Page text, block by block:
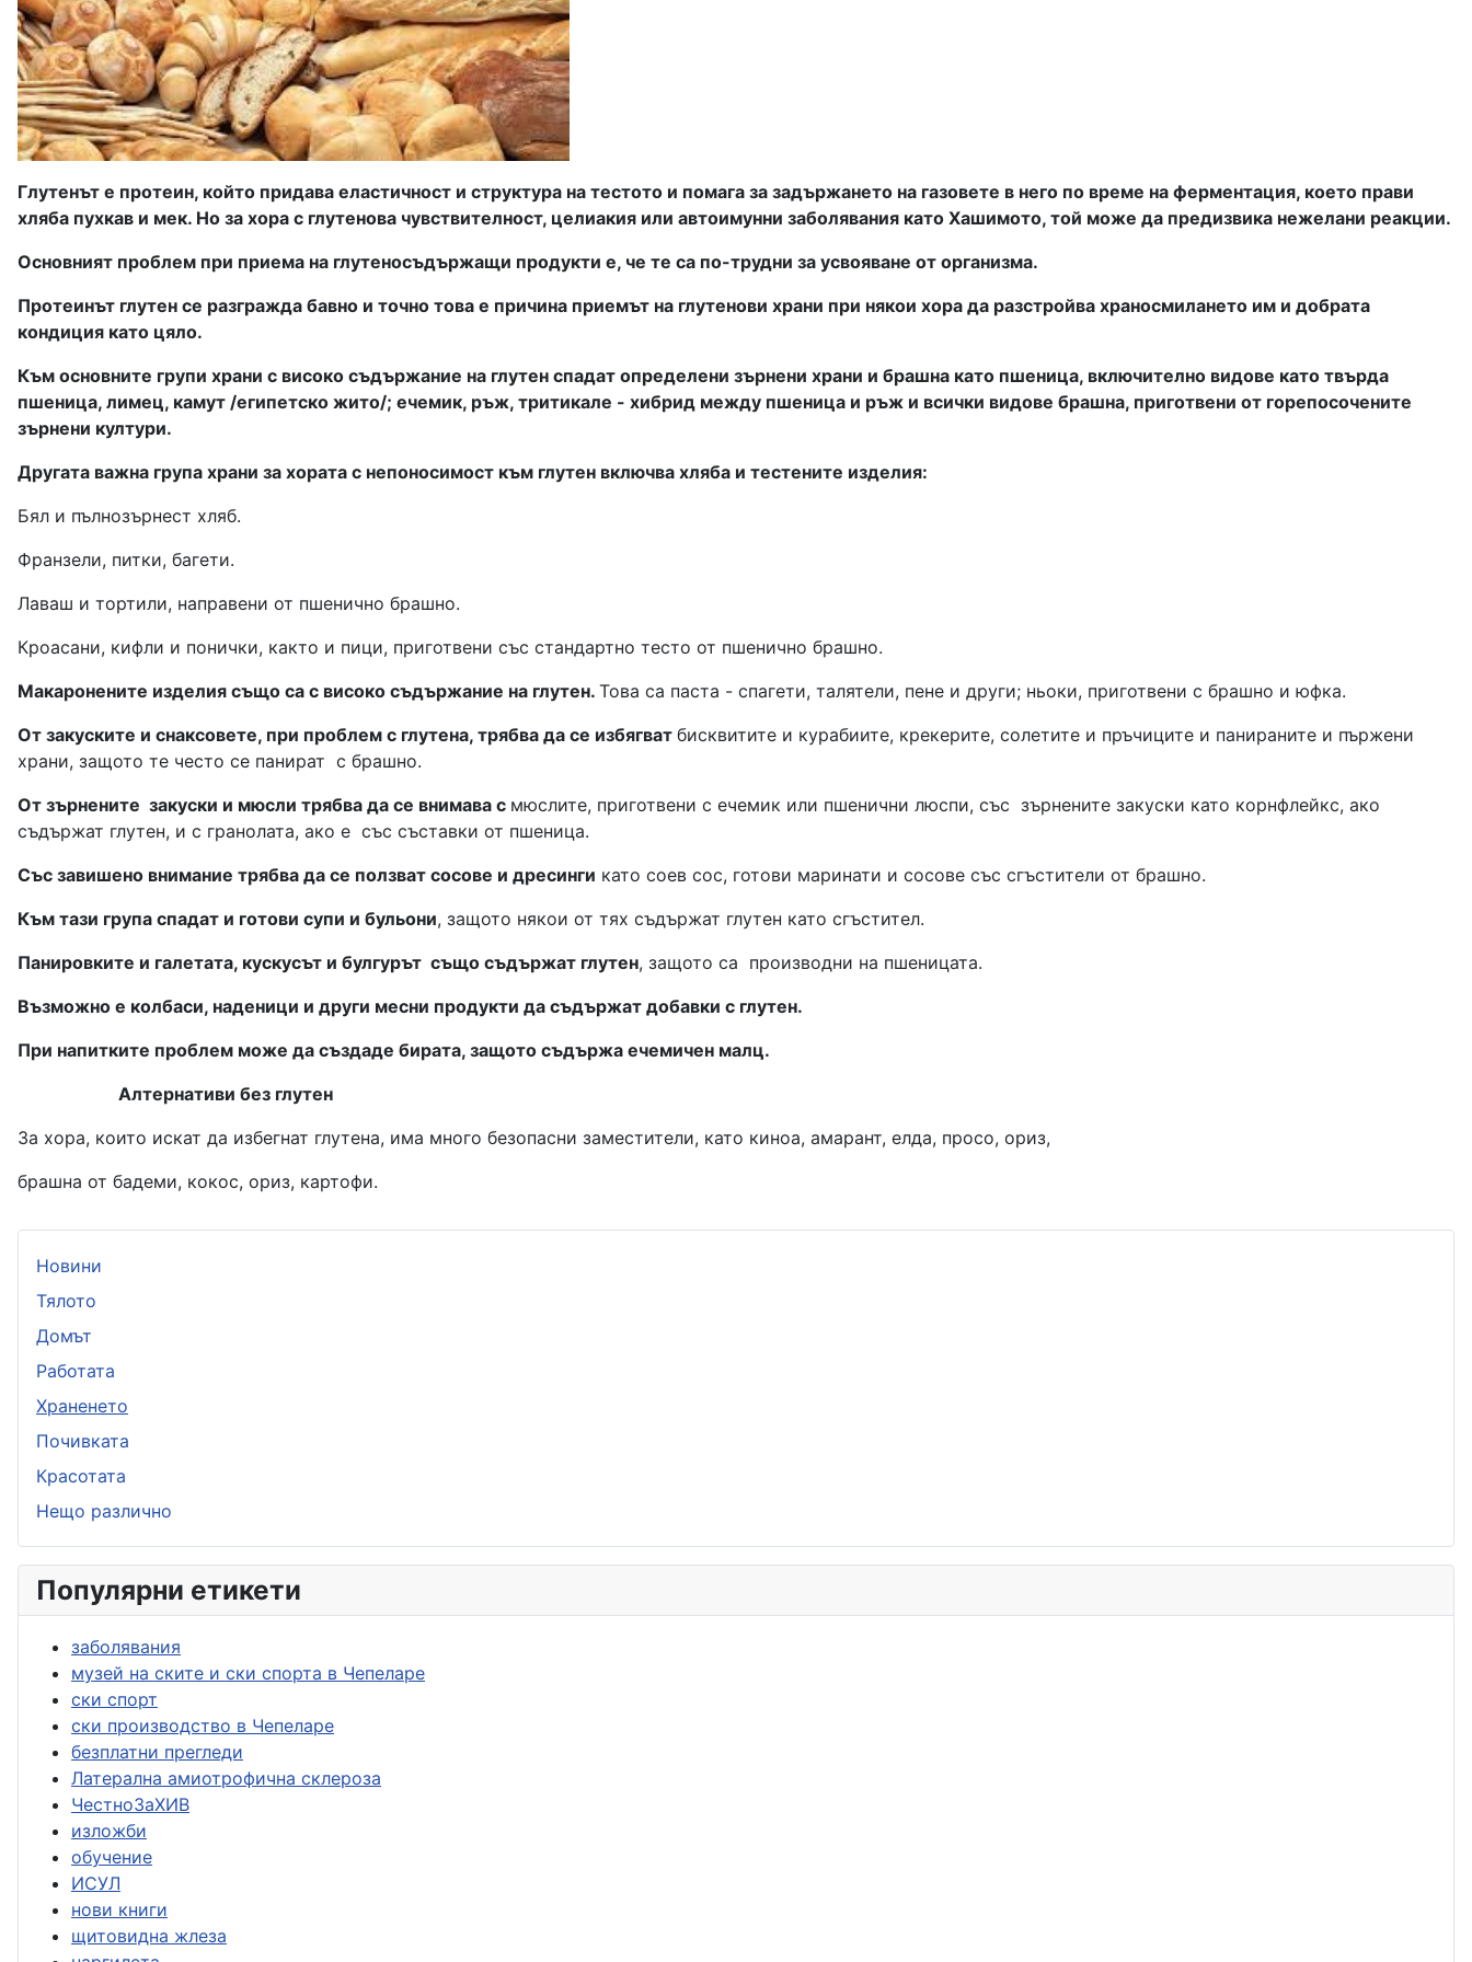
Глутенът е протеин, който придава еластичност и структура на тестото и помага за задържането на газовете в него по време на ферментация, което прави
хляба пухкав и мек. Но за хора с глутенова чувствителност, целиакия или автоимунни заболявания като Хашимото, той може да предизвика нежелани реакции.
Основният проблем при приема на глутеносъдържащи продукти е, че те са по-трудни за усвояване от организма.
Протеинът глутен се разгражда бавно и точно това е причина приемът на глутенови храни при някои хора да разстройва храносмилането им и добрата
кондиция като цяло.
Към основните групи храни с високо съдържание на глутен спадат определени зърнени храни и брашна като пшеница, включително видове като твърда
пшеница, лимец, камут /египетско жито/; ечемик, ръж, тритикале - хибрид между пшеница и ръж и всички видове брашна, приготвени от горепосочените
зърнени култури.
Другата важна група храни за хората с непоносимост към глутен включва хляба и тестените изделия:
Бял и пълнозърнест хляб.
Франзели, питки, багети.
Лаваш и тортили, направени от пшенично брашно.
Кроасани, кифли и понички, както и пици, приготвени със стандартно тесто от пшенично брашно.
Макаронените изделия също са с високо съдържание на глутен. Това са паста - спагети, талятели, пене и други; ньоки, приготвени с брашно и юфка.
От закуските и снаксовете, при проблем с глутена, трябва да се избягват бисквитите и курабиите, крекерите, солетите и пръчиците и панираните и пържени
храни, защото те често се панират с брашно.
От зърнените закуски и мюсли трябва да се внимава с мюслите, приготвени с ечемик или пшенични люспи, със зърнените закуски като корнфлейкс, ако
съдържат глутен, и с гранолата, ако е със съставки от пшеница.
Със завишено внимание трябва да се ползват сосове и дресинги като соев сос, готови маринати и сосове със сгъстители от брашно.
Към тази група спадат и готови супи и бульони, защото някои от тях съдържат глутен като сгъстител.
Панировките и галетата, кускусът и булгурът също съдържат глутен, защото са производни на пшеницата.
Възможно е колбаси, наденици и други месни продукти да съдържат добавки с глутен.
При напитките проблем може да създаде бирата, защото съдържа ечемичен малц.
Алтернативи без глутен
За хора, които искат да избегнат глутена, има много безопасни заместители, като киноа, амарант, елда, просо, ориз,
брашна от бадеми, кокос, ориз, картофи.
Новини
Тялото
Домът
Работата
Храненето
Почивката
Красотата
Нещо различно
Популярни етикети
заболявания
музей на ските и ски спорта в Чепеларе
ски спорт
ски производство в Чепеларе
безплатни прегледи
Латерална амиотрофична склероза
ЧестноЗаХИВ
изложби
обучение
ИСУЛ
нови книги
щитовидна жлеза